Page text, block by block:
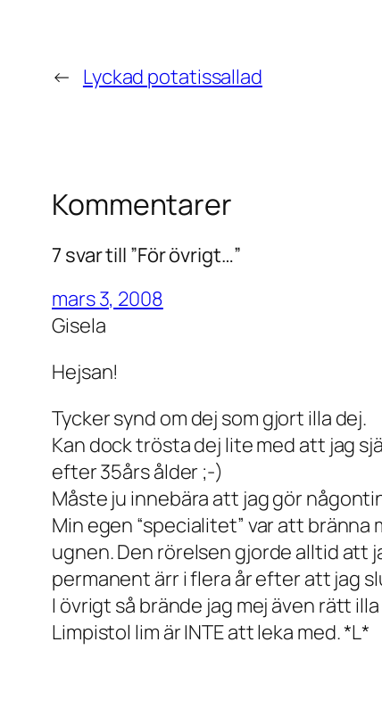
← Lyckad potatissallad
Kommentarer
7 svar till ”För övrigt…”
mars 3, 2008
Gisela
Hejsan!
Tycker synd om dej som gjort illa dej.
Kan dock trösta dej lite med att jag
efter 35års ålder ;-)
Måste ju innebära att jag gör
Min egen “specialitet” var att
ugnen. Den rörelsen gjorde alltid att
permanent ärr i flera år efter att jag
I övrigt så brände jag mej även rätt
Limpistol lim är INTE att leka med. *L*